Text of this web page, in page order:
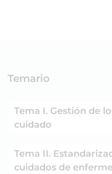
Temario
Tema I. Gestión de
cuidado
Tema II.
cuidados de